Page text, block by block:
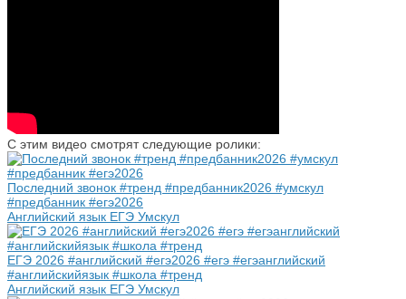
С этим видео смотрят следующие ролики:
Последний звонок #тренд #предбанник2026 #умскул
#предбанник #егэ2026
Английский язык ЕГЭ Умскул
ЕГЭ 2026 #английский #егэ2026 #егэ #егэанглийский
#английскийязык #школа #тренд
Английский язык ЕГЭ Умскул